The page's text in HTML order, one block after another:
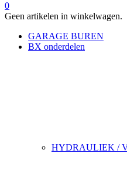
0
Geen artikelen in winkelwagen.
GARAGE BUREN
BX onderdelen
HYDRAULIEK /